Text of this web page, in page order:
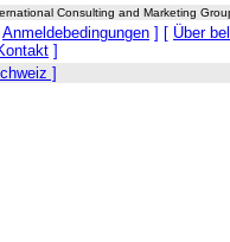
Consulting and Marketing
Anmeldebedingungen ] [ Über
]
]